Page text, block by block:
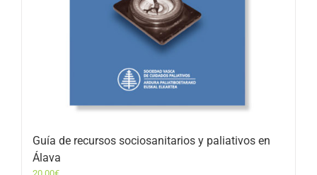
Guía de recursos sociosanitarios y paliativos en
Álava
20,00€